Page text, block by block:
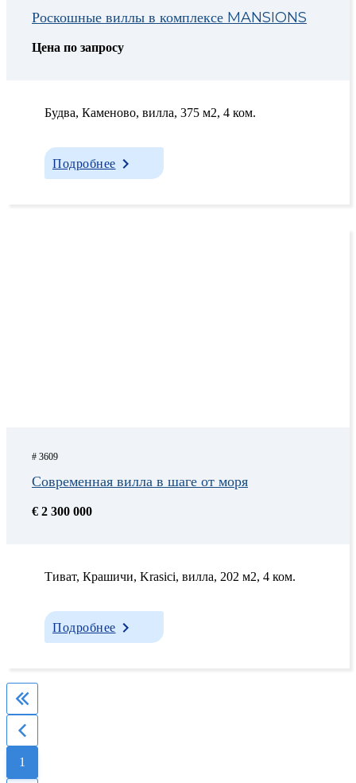
Роскошные виллы в комплексе MANSIONS
Цена по запросу
Будва, Каменово, вилла, 375 м2, 4 ком.
Подробнее
# 3609
Современная вилла в шаге от моря
€ 2 300 000
Тиват, Крашичи, Krasici, вилла, 202 м2, 4 ком.
Подробнее
1